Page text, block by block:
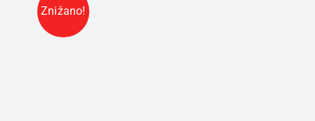
Znižano!